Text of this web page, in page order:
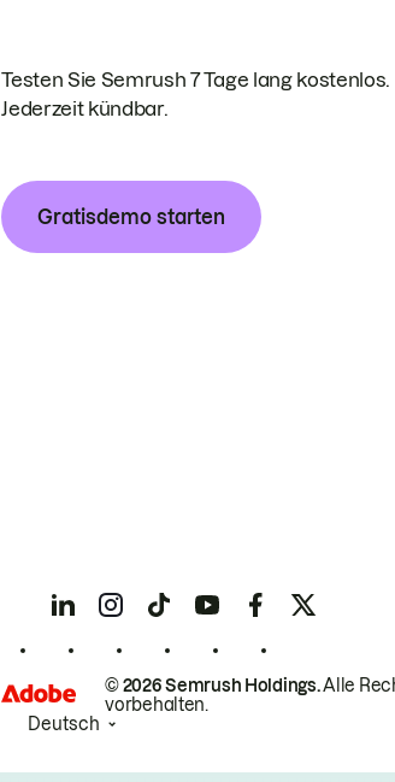
Testen Sie Semrush 7 Tage lang kostenlos.
Jederzeit kündbar.
Gratisdemo starten
© 2026 Semrush Holdings.Alle
vorbehalten.
Deutsch